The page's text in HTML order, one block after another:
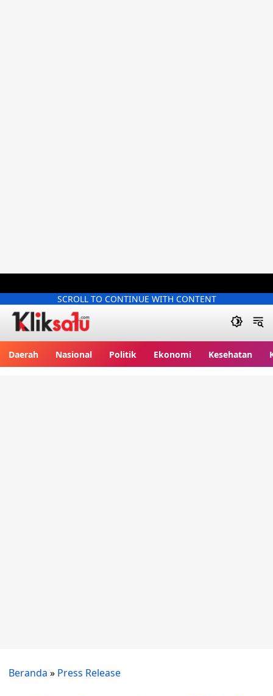
SCROLL TO CONTINUE WITH CONTENT
Daerah Nasional Politik Ekonomi Kesehatan
Beranda » Press Release